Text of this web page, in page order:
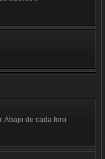
Abajo de cada foro